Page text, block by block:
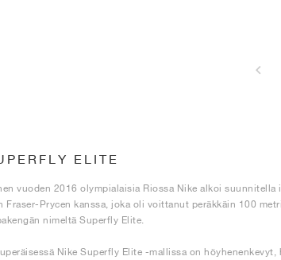
ELITE
vuoden 2016 olympialaisia Riossa Nike alkoi
Fraser-Prycen kanssa, joka oli voittanut peräkkäin 100
nimeltä Superfly Elite.
Nike Superfly Elite -mallissa on